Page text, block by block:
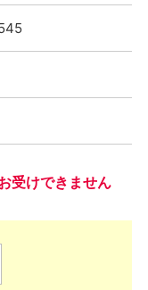
受けできません